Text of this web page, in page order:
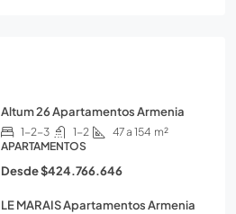
Altum 26 Apartamentos Armenia
1-2-3 1-2 47 a 154 m²
APARTAMENTOS
Desde$424.766.646
LE MARAIS Apartamentos Armenia